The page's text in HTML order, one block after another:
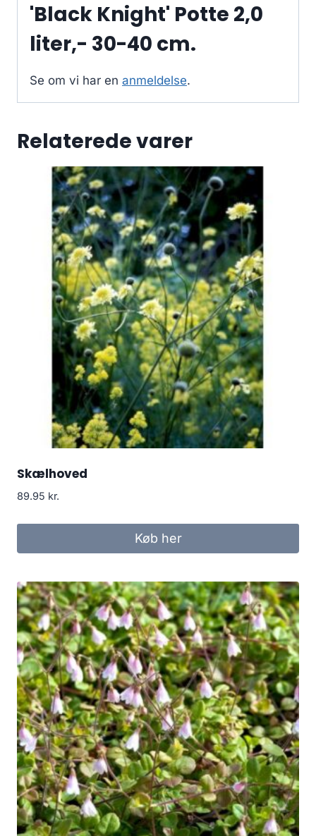
'Black Knight' Potte 2,0
liter,- 30-40 cm.
Se om vi har en anmeldelse.
Relaterede varer
Skælhoved
89.95 kr.
Køb her